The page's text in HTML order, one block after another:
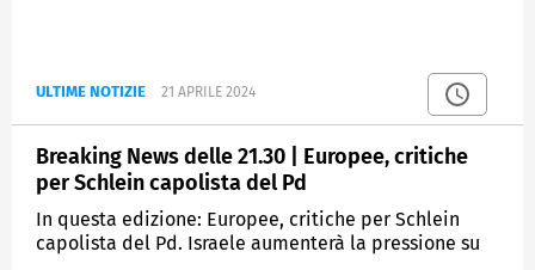
ULTIME NOTIZIE 21 APRILE 2024
Breaking News delle 21.30 | Europee, critiche
per Schlein capolista del Pd
In questa edizione: Europee, critiche per Schlein
capolista del Pd. Israele aumenterà la pressione su